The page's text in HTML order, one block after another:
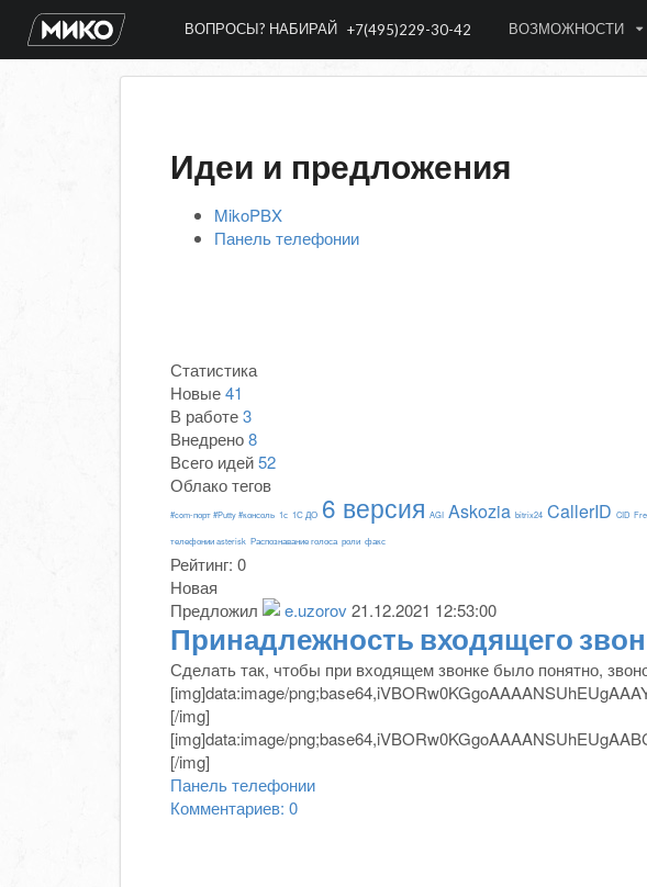
ВОПРОСЫ? НАБИРАЙ+7(495)229-30-42 ВОЗМОЖНОСТИ
Идеи и предложения
MikoPBX
Панель телефонии
Статистика
Новые 41
В работе 3
Внедрено 8
Всего идей 52
Облако тегов
#com-порт #Putty #консоль 1с 1С ДО 6 версия AGI Askozia bitrix24 CallerID CID
телефонии asterisk Распознавание голоса роли факс
Рейтинг: 0
Новая
Предложил
e.uzorov 21.12.2021 12:53:00
Принадлежность входящего
Сделать так, чтобы при входящем звонке было понятно,
[img]data:image/
Панель телефонии
Комментариев: 0